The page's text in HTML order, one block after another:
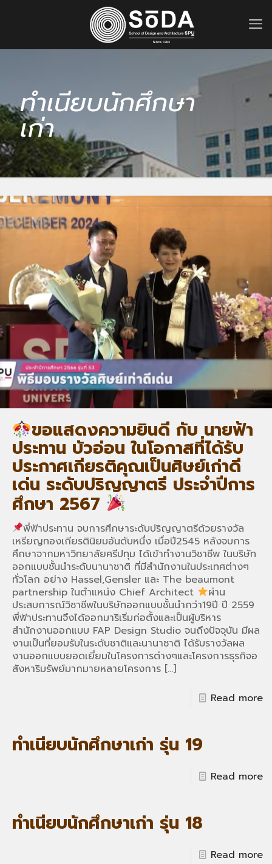
ทำเนียบนักศึกษา
เก่า
ขอแสดงความยินดี กับ นายฟ้า
ประทาน บัวอ่อน ในโอกาสที่ได้รับ
ประกาศเกียรติคุณเป็นศิษย์เก่าดี
เด่น ระดับปริญญาตรี ประจำปีการ
ศึกษา 2567
พี่ฟ้าประทาน จบการศึกษาระดับปริญญาตรีด้วยรางวัล
เหรียญทองเกียรตินิยมอันดับหนึ่ง เมื่อปี2545 หลังจบการ
ศึกษาจากมหาวิทยาลัยศรีปทุม ได้เข้าทำงานวิชาชีพ ในบริษัท
ออกแบบชั้นนำระดับนานาชาติ ที่มีสำนักงานในประเทศต่างๆ
ทั่วโลก อย่าง Hassel,Gensler และ The beaumont
partnership ในตำแหน่ง Chief Architect
ผ่าน
ประสบการณ์วิชาชีพในบริษัทออกแบบชั้นนำกว่า19ปี ปี 2559
พี่ฟ้าประทานจึงได้ออกมาริเริ่มก่อตั้งและเป็นผู้บริหาร
สำนักงานออกแบบ FAP Design Studio จนถึงปัจจุบัน มีผล
งานเป็นที่ยอมรับในระดับชาติและนานาชาติ ได้รับรางวัลผล
งานออกแบบยอดเยี่ยมในโครงการต่างๆและโครงการธุรกิจอ
สังหาริมรัพย์มากมายหลายโครงการ […]
Read more
ทำเนียบนักศึกษาเก่า รุ่น 19
Read more
ทำเนียบนักศึกษาเก่า รุ่น 18
Read more